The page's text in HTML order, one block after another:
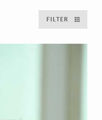
FILTER